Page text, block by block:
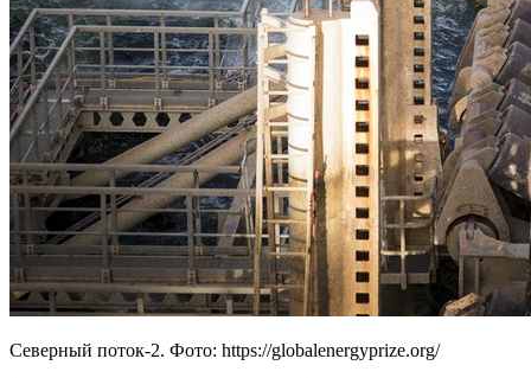
Северный поток-2. Фото: https://globalenergyprize.org/